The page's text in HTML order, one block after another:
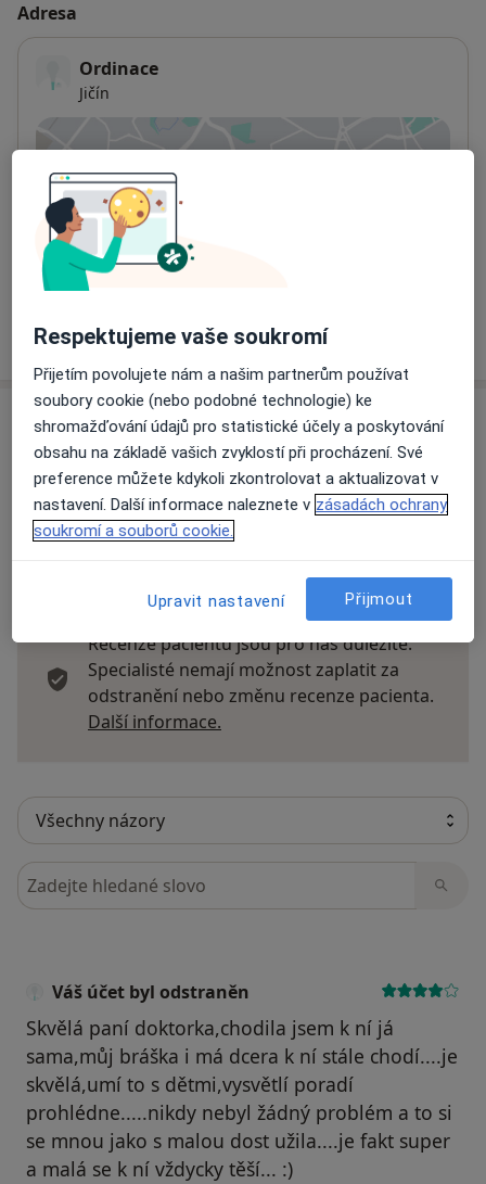
Adresa
Ordinace
Jičín
Dostupnost
Na této adrese online kalendář není aktivní
Co mám v takové situaci udělat?
Víceo adrese
Názory
Přidejte svůj názor
Recenze pacientů jsou pro nás důležité.
Specialisté nemají možnost zaplatit za
odstranění nebo změnu recenze pacienta.
Další informace.
Hledejte v názorech
Váš účet byl odstraněn
Skvělá paní doktorka,chodila jsem k ní já
sama,můj bráška i má dcera k ní stále chodí....je
skvělá,umí to s dětmi,vysvětlí poradí
prohlédne.....nikdy nebyl žádný problém a to si
se mnou jako s malou dost užila....je fakt super
a malá se k ní vždycky těší... :)
Respektujeme vaše soukromí
Přijetím povolujete nám a našim partnerům používat
soubory cookie (nebo podobné technologie) ke
shromažďování údajů pro statistické účely a poskytování
obsahu na základě vašich zvyklostí při procházení. Své
preference můžete kdykoli zkontrolovat a aktualizovat v
nastavení. Další informace naleznete v zásadách ochrany
soukromí a souborů cookie.
Upravit nastavení Přijmout